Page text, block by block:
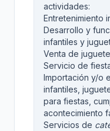
actividades:
Entretenimiento
Desarrollo y
infantiles y
Venta de
Servicio de
Importación y/o
infantiles,
para fiestas,
acontecimiento
Servicios de